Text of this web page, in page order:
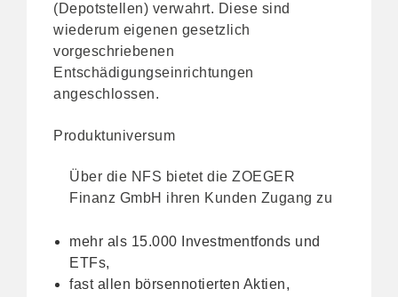
(Depotstellen) verwahrt. Diese sind
wiederum eigenen gesetzlich
vorgeschriebenen
Entschädigungseinrichtungen
angeschlossen.
Produktuniversum
Über die NFS bietet die ZOEGER
Finanz GmbH ihren Kunden Zugang zu
mehr als 15.000 Investmentfonds und
ETFs,
fast allen börsennotierten Aktien,